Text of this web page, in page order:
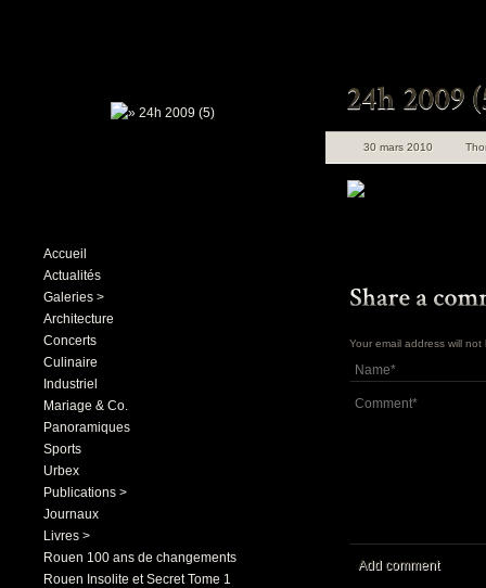
Accueil
Actualités
Galeries >
Architecture
Concerts
Culinaire
Industriel
Mariage & Co.
Panoramiques
Sports
Urbex
Publications >
Journaux
Livres >
Rouen 100 ans de changements
Rouen Insolite et Secret Tome 1
30 mars 2010
Your email address will
Add comment